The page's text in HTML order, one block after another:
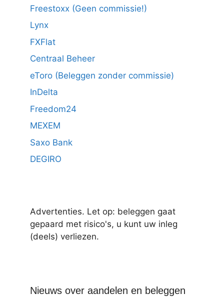
Freestoxx (Geen commissie!)
Lynx
FXFlat
Centraal Beheer
eToro (Beleggen zonder commissie)
InDelta
Freedom24
MEXEM
Saxo Bank
DEGIRO
Advertenties. Let op: beleggen gaat
gepaard met risico's, u kunt uw inleg
(deels) verliezen.
Nieuws over aandelen en beleggen